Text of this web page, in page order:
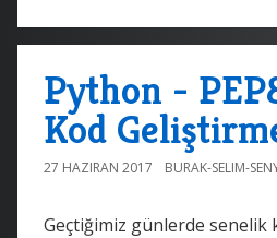
Python -
Kod
27 HAZIRAN 2017 BURAK-SELIM-
Geçtiğimiz günlerde senelik